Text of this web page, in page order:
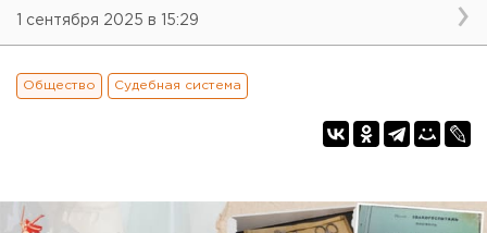
1 сентября 2025 в 15:29
Общество Судебная система